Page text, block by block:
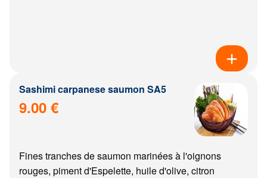
Sashimi carpanese saumon SA5
9.00 €
Fines tranches de saumon marinées à l'oignons
rouges, piment d'Espelette, huile d'olive, citron